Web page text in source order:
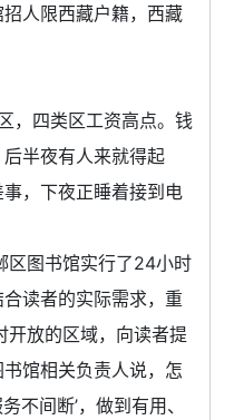
人限西藏户籍，西藏
，四类区工资高点。钱
半夜有人来就得起
，下夜正睡着接到电
区图书馆实行了24小时
读者的实际需求，重
放的区域，向读者提
馆相关负责人说，怎
务不间断’，做到有用、